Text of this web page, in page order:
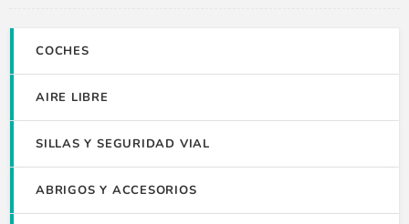
COCHES
AIRE LIBRE
SILLAS Y SEGURIDAD VIAL
ABRIGOS Y ACCESORIOS